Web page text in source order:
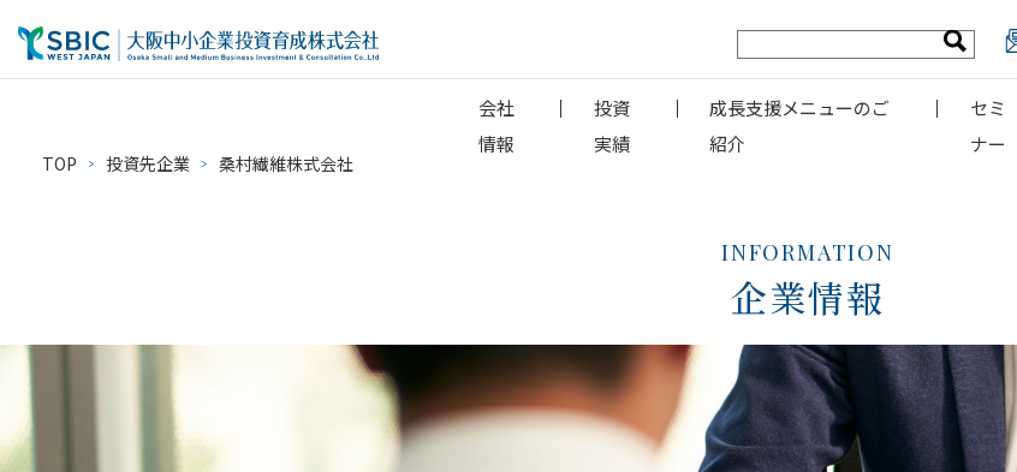
会社
情報
投資
実績
成長支援メニューのご
紹介
セミ
ナー
TOP 投資先企業 桑村繊維株式会社
INFORMATION
企業情報